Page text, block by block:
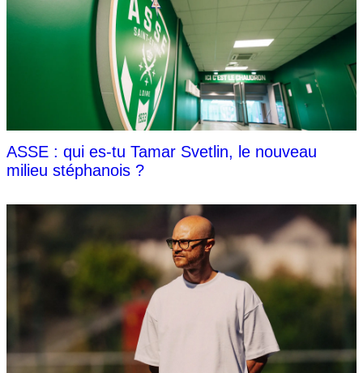
ASSE : qui es-tu Tamar Svetlin, le nouveau
milieu stéphanois ?